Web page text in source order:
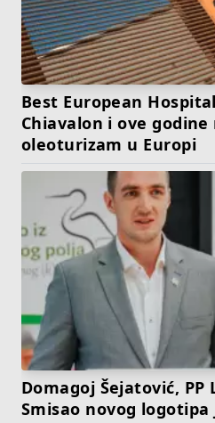
Best European
Chiavalon i ove
oleoturizam u Europi
Domagoj Šejatović, PP
Smisao novog